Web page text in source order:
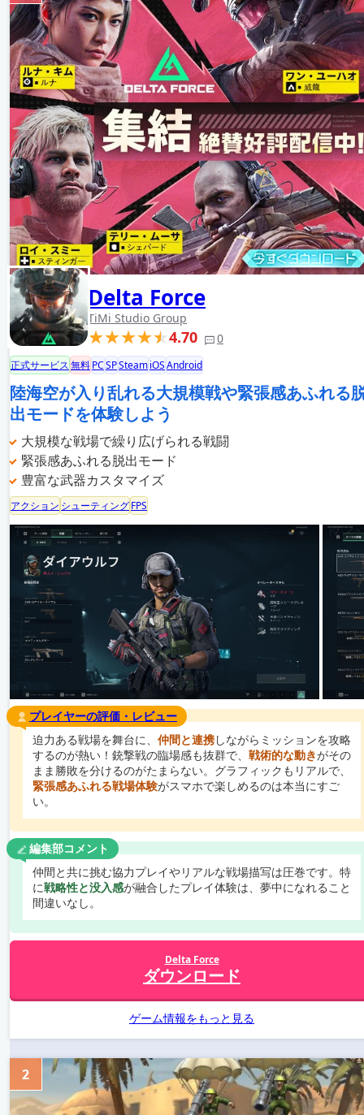
Delta Force
TiMi Studio Group
4.70 0
正式サービス無料PCSPSteamiOSAndroid
陸海空が入り乱れる大規模戦や緊張感あふれる
出モードを体験しよう
大規模な戦場で繰り広げられる戦闘
緊張感あふれる脱出モード
豊富な武器カスタマイズ
アクション シューティングFPS
プレイヤーの評価・レビュー
迫力ある戦場を舞台に、 仲間と連携しながらミッションを攻略
するのが熱い！銃撃戦の臨場感も抜群で、 戦術的な動きがその
まま勝敗を分けるのがたまらない。グラフィックもリアルで、
緊張感あふれる戦場体験がスマホで楽しめるのは本当にすご
い。
編集部コメント
仲間と共に挑む協力プレイやリアルな戦場描写は圧巻です。特
に戦略性と没入感が融合したプレイ体験は、夢中になれること
間違いなし。
Delta Force
ダウンロード
ゲーム情報をもっと見る
2